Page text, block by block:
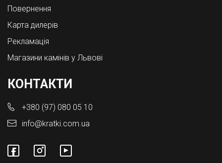
Повернення
Карта дилерів
Рекламація
Магазини камінів у Львові
КОНТАКТИ
+380 (97) 080 05 10
info@kratki.com.ua